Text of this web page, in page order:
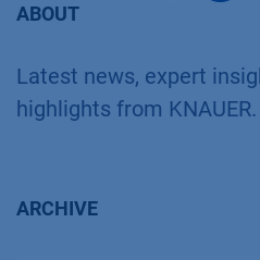
ABOUT
Latest news, expert
highlights from KNAUER.
ARCHIVE